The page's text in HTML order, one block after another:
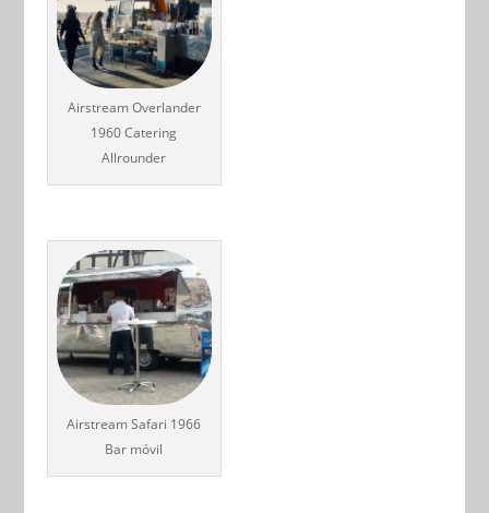
Airstream Overlander
1960 Catering
Allrounder
Airstream Safari 1966
Bar móvil